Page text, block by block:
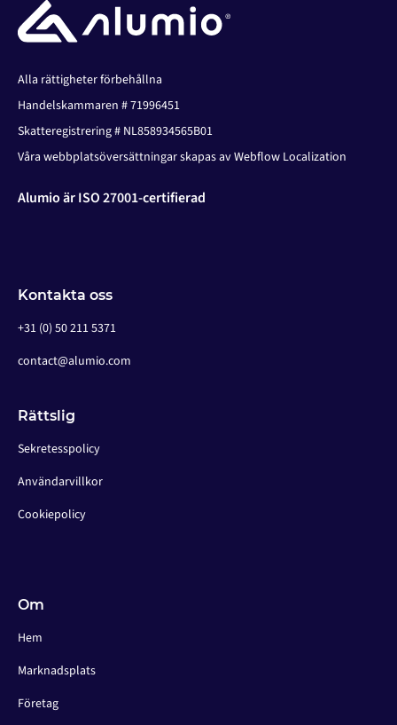
Alla rättigheter förbehållna
Handelskammaren # 71996451
Skatteregistrering # NL858934565B01
Våra webbplatsöversättningar skapas av Webflow Localization
Alumio är ISO 27001-certifierad
Kontakta oss
+31 (0) 50 211 5371
contact@alumio.com
Rättslig
Sekretesspolicy
Användarvillkor
Cookiepolicy
Om
Hem
Marknadsplats
Företag